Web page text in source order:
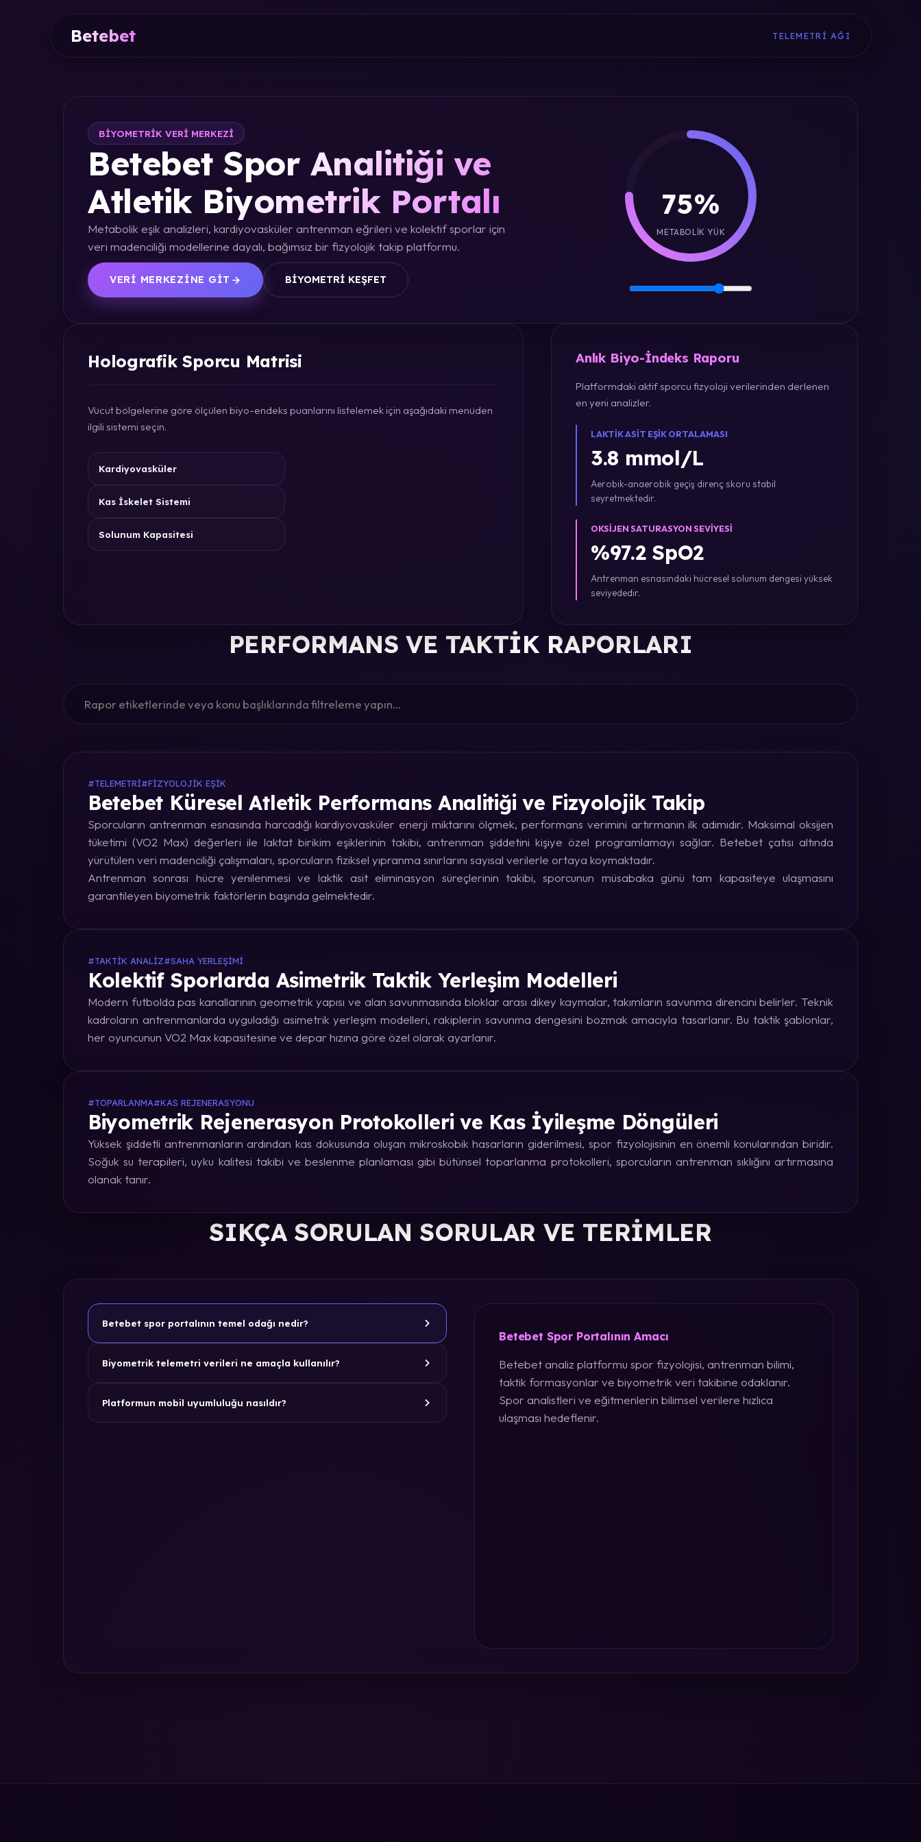
Betebet TELEMETRI AĞI
BIYOMETRIK VERI MERKEZI
Betebet Spor Analitiği ve
Atletik Biyometrik Portalı
Metabolik eşik analizleri, kardiyovasküler antrenman eğrileri ve kolektif sporlar için
veri madenciliği modellerine dayalı, bağımsız bir fizyolojik takip platformu.
VERI MERKEZINE GIT BIYOMETRI KEŞFET
75%
METABOLIK YÜK
Holografik Sporcu Matrisi
Vücut bölgelerine göre ölçülen biyo-endeks puanlarını listelemek için aşağıdaki menüden
ilgili sistemi seçin.
Kardiyovasküler
Kas İskelet Sistemi
Solunum Kapasitesi
Anlık Biyo-İndeks Raporu
Platformdaki aktif sporcu fizyoloji verilerinden derlenen
en yeni analizler.
LAKTIK ASIT EŞIK ORTALAMASI
3.8 mmol/L
Aerobik-anaerobik geçiş direnç skoru stabil
seyretmektedir.
OKSIJEN SATURASYON SEVIYESI
%97.2 SpO2
Antrenman esnasındaki hücresel solunum dengesi yüksek
seviyededir.
PERFORMANS VE TAKTIK RAPORLARI
#TELEMETRI#FIZYOLOJIK EŞIK
Betebet Küresel Atletik Performans Analitiği ve Fizyolojik Takip
Sporcuların antrenman esnasında harcadığı kardiyovasküler enerji miktarını ölçmek, performans verimini artırmanın ilk adımıdır. Maksimal oksijen
tüketimi (VO2 Max) değerleri ile laktat birikim eşiklerinin takibi, antrenman şiddetini kişiye özel programlamayı sağlar. Betebet çatısı altında
yürütülen veri madenciliği çalışmaları, sporcuların fiziksel yıpranma sınırlarını sayısal verilerle ortaya koymaktadır.
Antrenman sonrası hücre yenilenmesi ve laktik asit eliminasyon süreçlerinin takibi, sporcunun müsabaka günü tam kapasiteye ulaşmasını
garantileyen biyometrik faktörlerin başında gelmektedir.
#TAKTIK ANALIZ#SAHA YERLEŞIMI
Kolektif Sporlarda Asimetrik Taktik Yerleşim Modelleri
Modern futbolda pas kanallarının geometrik yapısı ve alan savunmasında bloklar arası dikey kaymalar, takımların savunma direncini belirler. Teknik
kadroların antrenmanlarda uyguladığı asimetrik yerleşim modelleri, rakiplerin savunma dengesini bozmak amacıyla tasarlanır. Bu taktik şablonlar,
her oyuncunun VO2 Max kapasitesine ve depar hızına göre özel olarak ayarlanır.
#TOPARLANMA#KAS REJENERASYONU
Biyometrik Rejenerasyon Protokolleri ve Kas İyileşme Döngüleri
Yüksek şiddetli antrenmanların ardından kas dokusunda oluşan mikroskobik hasarların giderilmesi, spor fizyolojisinin en önemli konularından biridir.
Soğuk su terapileri, uyku kalitesi takibi ve beslenme planlaması gibi bütünsel toparlanma protokolleri, sporcuların antrenman sıklığını artırmasına
olanak tanır.
SIKÇA SORULAN SORULAR VE TERIMLER
Betebet spor portalının temel odağı nedir?
Biyometrik telemetri verileri ne amaçla kullanılır?
Platformun mobil uyumluluğu nasıldır?
Betebet Spor Portalının Amacı
Betebet analiz platformu spor fizyolojisi, antrenman bilimi,
taktik formasyonlar ve biyometrik veri takibine odaklanır.
Spor analistleri ve eğitmenlerin bilimsel verilere hızlıca
ulaşması hedeflenir.